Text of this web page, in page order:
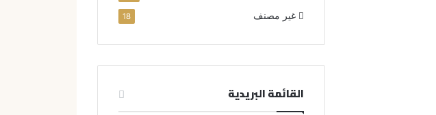
غير مصنف 18
القائمة البريدية